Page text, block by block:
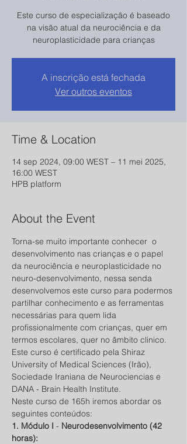
Este curso de especialização é baseado
na visão atual da neurociência e da
neuroplasticidade para crianças
A inscrição está fechada
Ver outros eventos
Time & Location
14 sep 2024, 09:00 WEST – 11 mei 2025,
16:00 WEST
HPB platform
About the Event
Torna-se muito importante conhecer  o
desenvolvimento nas crianças e o papel
da neurociência e neuroplasticidade no
neuro-desenvolvimento, nessa senda
desenvolvemos este curso para podermos
partilhar conhecimento e as ferramentas
necessárias para quem lida
profissionalmente com crianças, quer em
termos escolares, quer no âmbito clinico.
Este curso é certificado pela Shiraz
University of Medical Sciences (Irão),
Sociedade Iraniana de Neurociencias e
DANA - Brain Health Institute.
Neste curso de 165h iremos abordar os
seguintes conteúdos:
1. Módulo I - Neurodesenvolvimento (42
horas):